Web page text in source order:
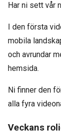
Har ni sett vår
I den första
mobila
och avrundar
hemsida.
Ni finner den
alla fyra
Veckans